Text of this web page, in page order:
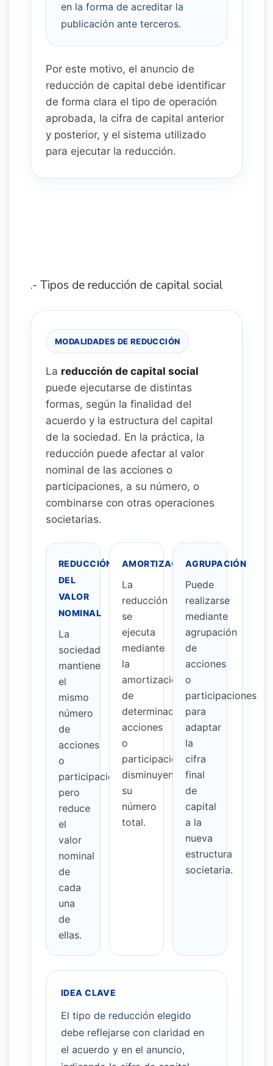
en la forma de acreditar la
publicación ante terceros.
Por este motivo, el anuncio de
reducción de capital debe identificar
de forma clara el tipo de operación
aprobada, la cifra de capital anterior
y posterior, y el sistema utilizado
para ejecutar la reducción.
.- Tipos de reducción de capital social
MODALIDADES DE REDUCCIÓN
La reducción de capital social
puede ejecutarse de distintas
formas, según la finalidad del
acuerdo y la estructura del capital
de la sociedad. En la práctica, la
reducción puede afectar al valor
nominal de las acciones o
participaciones, a su número, o
combinarse con otras operaciones
societarias.
REDUCCIÓN
DEL
VALOR
NOMINAL
La
sociedad
mantiene
el
mismo
número
de
acciones
o
participaciones,
pero
reduce
el
valor
nominal
de
cada
una
de
ellas.
AMORTIZACIÓN
La
reducción
se
ejecuta
mediante
la
amortización
de
determinadas
acciones
o
participaciones,
disminuyendo
su
número
total.
AGRUPACIÓN
Puede
realizarse
mediante
agrupación
de
acciones
o
participaciones
para
adaptar
la
cifra
final
de
capital
a la
nueva
estructura
societaria.
IDEA CLAVE
El tipo de reducción elegido
debe reflejarse con claridad en
el acuerdo y en el anuncio,